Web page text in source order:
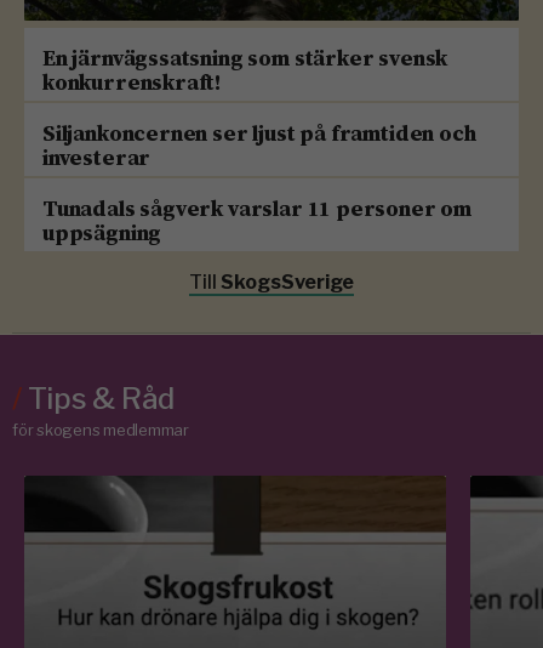
En järnvägssatsning som stärker svensk
konkurrenskraft!
Siljankoncernen ser ljust på framtiden och
investerar
Tunadals sågverk varslar 11 personer om
uppsägning
Till SkogsSverige
/Tips & Råd
för skogens medlemmar